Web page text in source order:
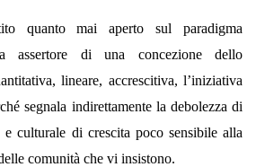
quanto mai aperto sul paradigma
assertore di una concezione dello
lineare, accrescitiva, l’iniziativa
segnala indirettamente la debolezza di
culturale di crescita poco sensibile alla
comunità che vi insistono.